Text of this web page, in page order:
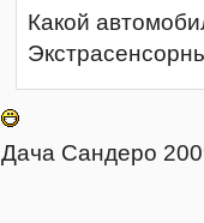
Какой
Дача Сандеро